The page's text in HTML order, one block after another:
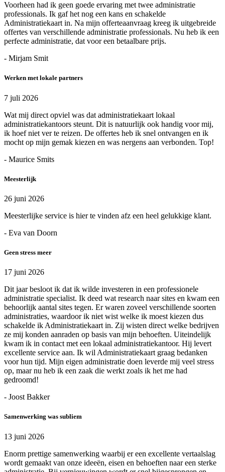
Voorheen had ik geen goede ervaring met twee administratie
professionals. Ik gaf het nog een kans en schakelde
Administratiekaart in. Na mijn offerteaanvraag kreeg ik uitgebreide
offertes van verschillende administratie professionals. Nu heb ik een
perfecte administratie, dat voor een betaalbare prijs.
- Mirjam Smit
Werken met lokale partners
7 juli 2026
Wat mij direct opviel was dat administratiekaart lokaal
administratiekantoors steunt. Dit is natuurlijk ook handig voor mij,
ik hoef niet ver te reizen. De offertes heb ik snel ontvangen en ik
mocht op mijn gemak kiezen en was nergens aan verbonden. Top!
- Maurice Smits
Meesterlijk
26 juni 2026
Meesterlijke service is hier te vinden afz een heel gelukkige klant.
- Eva van Doorn
Geen stress meer
17 juni 2026
Dit jaar besloot ik dat ik wilde investeren in een professionele
administratie specialist. Ik deed wat research naar sites en kwam een
behoorlijk aantal sites tegen. Er waren zoveel verschillende soorten
administraties, waardoor ik niet wist welke ik moest kiezen dus
schakelde ik Administratiekaart in. Zij wisten direct welke bedrijven
ze mij konden aanraden op basis van mijn behoeften. Uiteindelijk
kwam ik in contact met een lokaal administratiekantoor. Hij levert
excellente service aan. Ik wil Administratiekaart graag bedanken
voor hun tijd. Mijn eigen administratie doen leverde mij veel stress
op, maar nu heb ik een zaak die werkt zoals ik het me had
gedroomd!
- Joost Bakker
Samenwerking was subliem
13 juni 2026
Enorm prettige samenwerking waarbij er een excellente vertaalslag
wordt gemaakt van onze ideeën, eisen en behoeften naar een sterke